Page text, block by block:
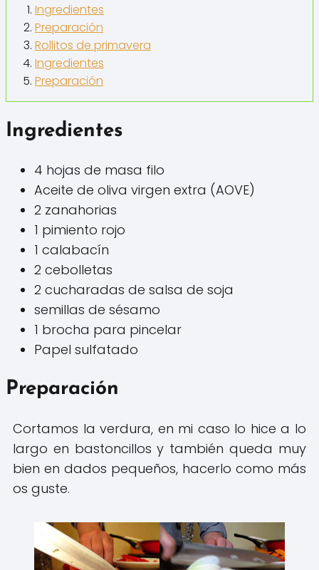
Ingredientes
Preparación
Rollitos de primavera
Ingredientes
Preparación
Ingredientes
4 hojas de masa filo
Aceite de oliva virgen extra (AOVE)
2 zanahorias
1 pimiento rojo
1 calabacín
2 cebolletas
2 cucharadas de salsa de soja
semillas de sésamo
1 brocha para pincelar
Papel sulfatado
Preparación
Cortamos la verdura, en mi caso lo hice a lo
largo en bastoncillos y también queda muy
bien en dados pequeños, hacerlo como más
os guste.